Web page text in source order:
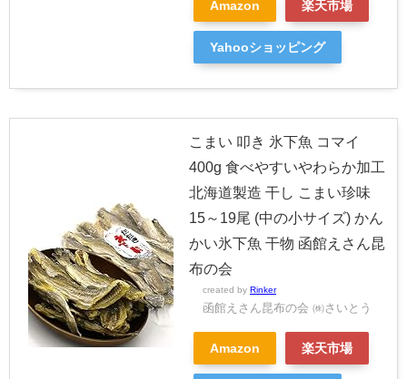
Amazon 楽天市場
Yahooショッピング
こまい 叩き 氷下魚 コマイ
400g 食べやすいやわらか加工
北海道製造 干し こまい珍味
15～19尾 (中の小サイズ) かん
かい氷下魚 干物 函館えさん昆
布の会
created by Rinker
函館えさん昆布の会 ㈱さいとう
Amazon 楽天市場